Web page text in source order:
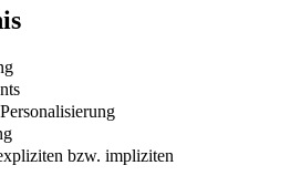
bzw. impliziten